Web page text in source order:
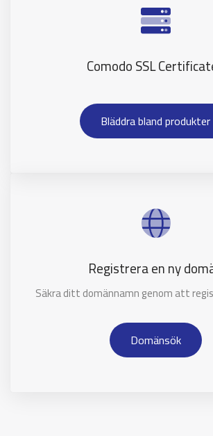
Comodo SSL
Bläddra bland produkter
Registrera en ny
Säkra ditt domännamn genom att
Domänsök